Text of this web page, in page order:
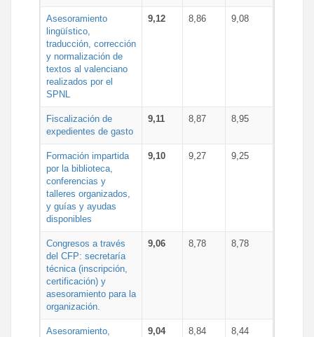
Asesoramiento
lingüístico,
traducción, corrección
y normalización de
textos al valenciano
realizados por el
SPNL
9,12 8,86 9,08
Fiscalización de
expedientes de gasto
9,11 8,87 8,95
Formación impartida
por la biblioteca,
conferencias y
talleres organizados,
y guías y ayudas
disponibles
9,10 9,27 9,25
Congresos a través
del CFP: secretaría
técnica (inscripción,
certificación) y
asesoramiento para la
organización.
9,06 8,78 8,78
Asesoramiento,
9,04 8,84 8,44